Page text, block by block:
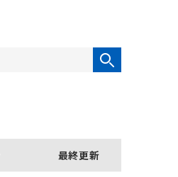
最終更新